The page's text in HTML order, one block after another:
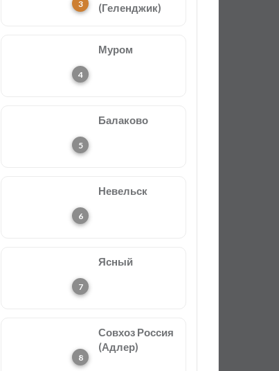
(Геленджик)
Муром
Балаково
Невельск
Ясный
Совхоз Россия
(Адлер)